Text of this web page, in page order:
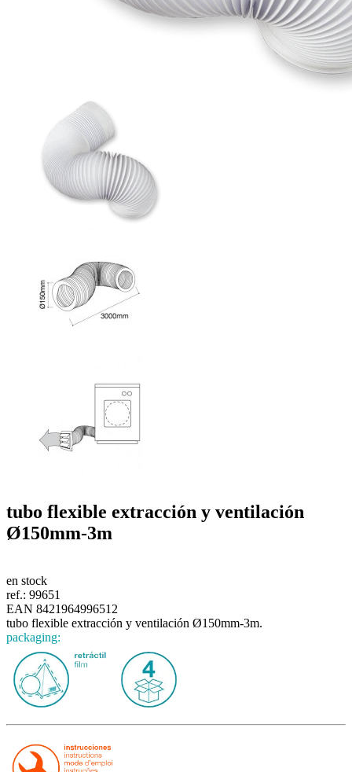
tubo flexible extracción y ventilación
Ø150mm-3m
en stock
ref.: 99651
EAN 8421964996512
tubo flexible extracción y ventilación Ø150mm-3m.
packaging: